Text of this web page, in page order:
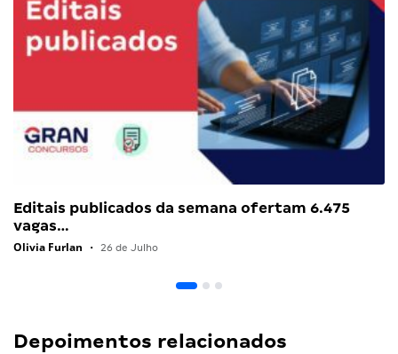
Editais publicados da semana ofertam 6.475
vagas…
Olivia Furlan • 26 de Julho
Depoimentos relacionados